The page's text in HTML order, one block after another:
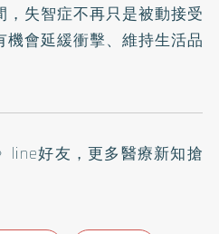
失智症不再只是被動接受
會延緩衝擊、維持生活品
line好友 ，更多醫療新知搶